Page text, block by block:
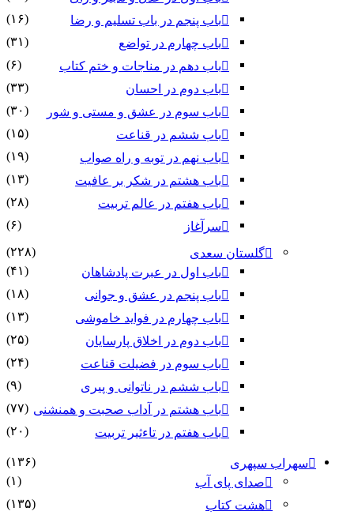
باب پنجم در باب تسلیم و رضا
(۱۶)
باب چهارم در تواضع
(۳۱)
باب دهم در مناجات و ختم کتاب
(۶)
باب دوم در احسان
(۳۳)
باب سوم در عشق و مستی و شور
(۳۰)
باب ششم در قناعت
(۱۵)
باب نهم در توبه و راه صواب
(۱۹)
باب هشتم در شکر بر عافیت
(۱۳)
باب هفتم در عالم تربیت
(۲۸)
سرآغاز
(۶)
گلستان سعدی
(۲۲۸)
باب اول در عبرت پادشاهان
(۴۱)
باب پنجم در عشق و جوانى
(۱۸)
باب چهارم در فواید خاموشى
(۱۳)
باب دوم در اخلاق پارسایان
(۲۵)
باب سوم در فضیلت قناعت
(۲۴)
باب ششم در ناتوانى و پیرى
(۹)
باب هشتم در آداب صحبت و همنشنى (۷۷)
باب هفتم در تاءثیر تربیت
(۲۰)
سهراب سپهری
(۱۳۶)
صدای پای آب
(۱)
هشت کتاب
(۱۳۵)